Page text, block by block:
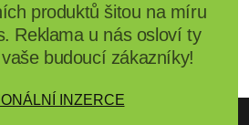
produktů šitou na míru
Reklama u nás osloví ty
budoucí zákazníky!
INZERCE